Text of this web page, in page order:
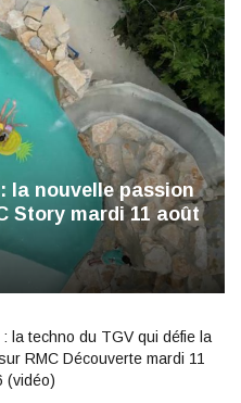
la nouvelle passion
Story mardi 11 août
la techno du TGV qui défie la
RMC Découverte mardi 11
(vidéo)